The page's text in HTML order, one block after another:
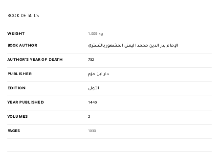
BOOK DETAILS
WEIGHT 1.889 kg
BOOK AUTHOR الإمام بدر الدين محمد اليمني المشهور بالتستري
AUTHOR'S YEAR OF DEATH 732
PUBLISHER دار ابن حزم
EDITION الأولى
YEAR PUBLISHED 1440
VOLUMES 2
PAGES 1038